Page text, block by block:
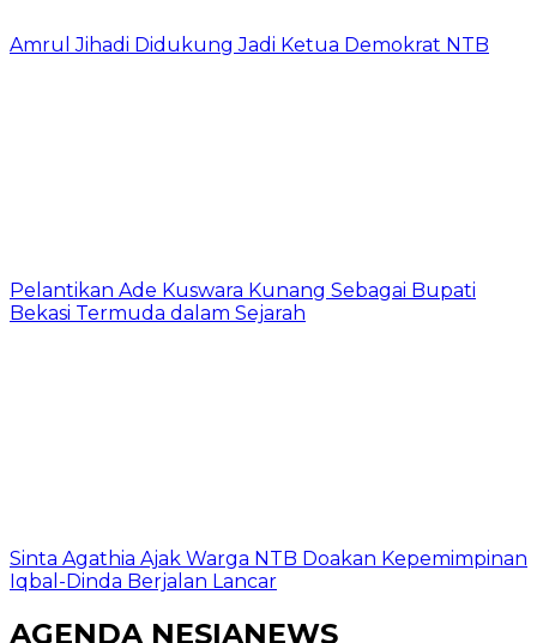
Amrul Jihadi Didukung Jadi Ketua Demokrat NTB
Pelantikan Ade Kuswara Kunang Sebagai Bupati
Bekasi Termuda dalam Sejarah
Sinta Agathia Ajak Warga NTB Doakan Kepemimpinan
Iqbal-Dinda Berjalan Lancar
AGENDA NESIANEWS